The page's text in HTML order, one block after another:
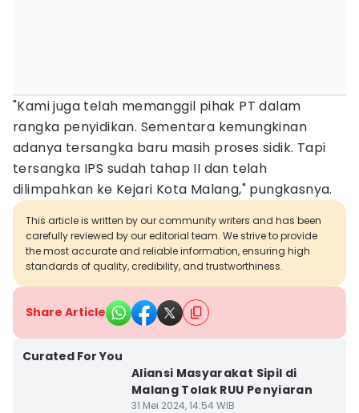
"Kami juga telah memanggil pihak PT dalam
rangka penyidikan. Sementara kemungkinan
adanya tersangka baru masih proses sidik. Tapi
tersangka IPS sudah tahap II dan telah
dilimpahkan ke Kejari Kota Malang," pungkasnya.
This article is written by our community writers and has been
carefully reviewed by our editorial team. We strive to provide
the most accurate and reliable information, ensuring high
standards of quality, credibility, and trustworthiness.
Share Article
Curated For You
Aliansi Masyarakat Sipil di
Malang Tolak RUU Penyiaran
31 Mei 2024, 14:54 WIB